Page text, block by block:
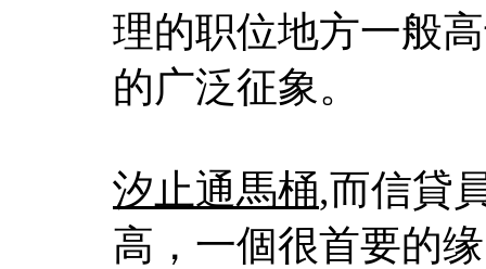
理的职位地方一般
的广泛征象。
汐止通馬桶,而信貸
高，一個很首要的